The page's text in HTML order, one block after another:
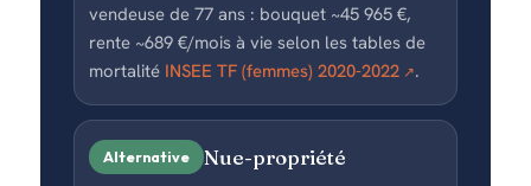
vendeuse de 77 ans : bouquet ~45 965 €,
rente ~689 €/mois à vie selon les tables de
mortalité INSEE TF (femmes) 2020-2022 .
Alternative Nue-propriété